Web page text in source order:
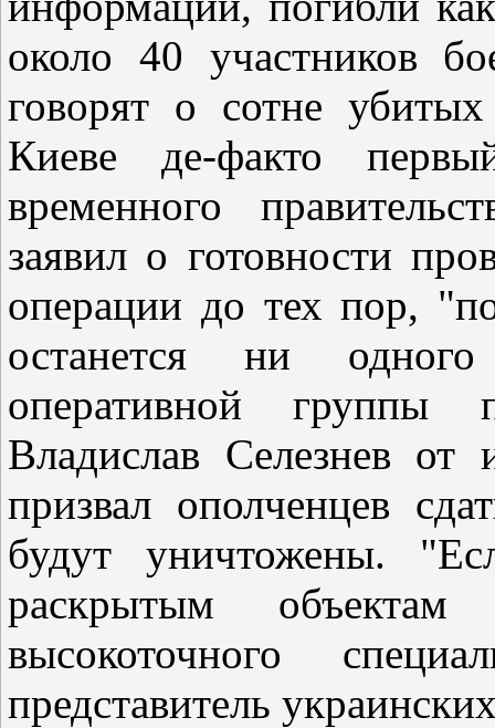
около 40 участников
говорят о сотне
Киеве де-факто
временного
заявил о готовности
операции до тех пор,
останется ни одного
оперативной
Владислав Селезнев
призвал ополченцев
будут уничтожены.
раскрытым
высокоточного
представитель